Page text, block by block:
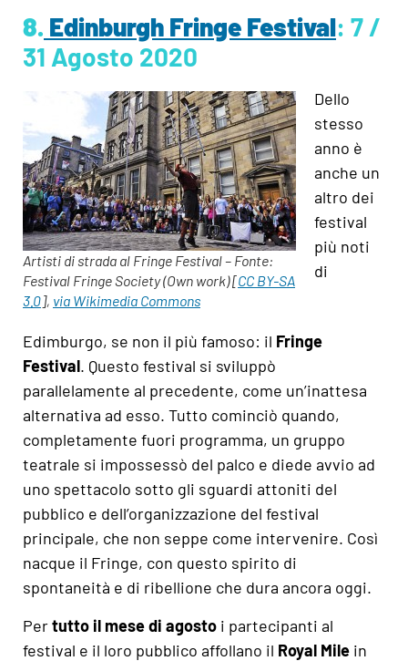
8. Edinburgh Fringe Festival: 7 /
31 Agosto 2020
Artisti di strada al Fringe Festival – Fonte:
Festival Fringe Society (Own work) [CC BY-SA
3.0], via Wikimedia Commons
Dello
stesso
anno è
anche un
altro dei
festival
più noti
di
Edimburgo, se non il più famoso: il Fringe
Festival. Questo festival si sviluppò
parallelamente al precedente, come un’inattesa
alternativa ad esso. Tutto cominciò quando,
completamente fuori programma, un gruppo
teatrale si impossessò del palco e diede avvio ad
uno spettacolo sotto gli sguardi attoniti del
pubblico e dell’organizzazione del festival
principale, che non seppe come intervenire. Così
nacque il Fringe, con questo spirito di
spontaneità e di ribellione che dura ancora oggi.
Pertutto il mese di agosto i partecipanti al
festival e il loro pubblico affollano il Royal Mile in